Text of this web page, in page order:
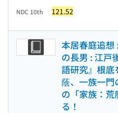
NDC 10th 121.52
本居春庭追想
の長男 : 江戸
語研究』根底
蔭、一族一門
の「家族：
る！